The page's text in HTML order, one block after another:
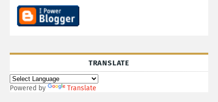
TRANSLATE
Powered by Translate